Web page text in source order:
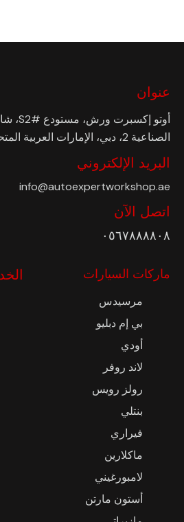
عنوان
الصناعية 2، دبي، الإمارات العربية المتحدة
البريد الإلكتروني
info@autoexpertworkshop.ae
اتصل الآن
٠٥٦٧٨٨٨٨٠٨
ماركات السيارات
مرسيدس
بي إم دبليو
أودي
لاند روفر
رولز رويس
بنتلي
فيراري
ماكلارين
لامبورغيني
أستون مارتن